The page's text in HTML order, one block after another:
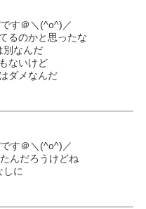
す＠＼(^o^)／
るのかと思ったな
別なんだ
ないけど
ダメなんだ
す＠＼(^o^)／
んだろうけどね
しに